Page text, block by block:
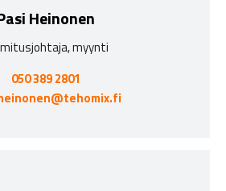
Heinonen
myynti
050 389 2801